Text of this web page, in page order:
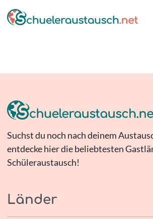
Suchst du noch nach deinem
entdecke hier die beliebtesten
Schüleraustausch!
Länder